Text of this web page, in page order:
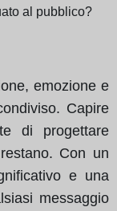
al pubblico?
emozione e
Capire
di progettare
Con un
e una
messaggio